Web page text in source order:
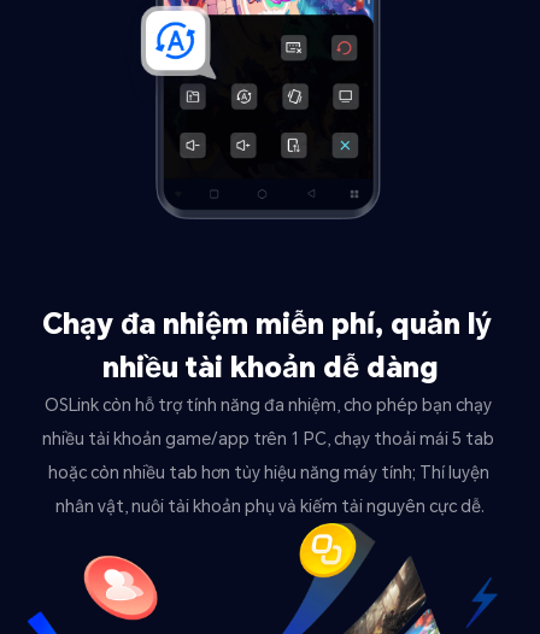
Chạy đa nhiệm miễn phí, quản lý
nhiều tài khoản dễ dàng
OSLink còn hỗ trợ tính năng đa nhiệm, cho phép bạn chạy
nhiều tài khoản game/app trên 1 PC, chạy thoải mái 5 tab
hoặc còn nhiều tab hơn tùy hiệu năng máy tính; Thí luyện
nhân vật, nuôi tài khoản phụ và kiếm tài nguyên cực dễ.